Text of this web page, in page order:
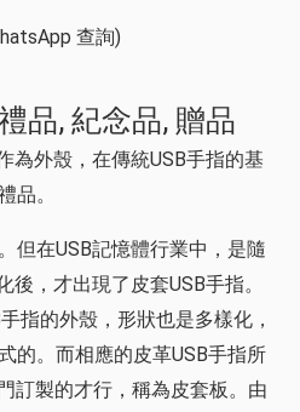
查詢)
品, 紀念品, 贈品
為外殼，在傳統USB手指的基
品。
但在USB記憶體行業中，是隨
後，才出現了皮套USB手指。
指的外殼，形狀也是多樣化，
的。而相應的皮革USB手指所
訂製的才行，稱為皮套板。由